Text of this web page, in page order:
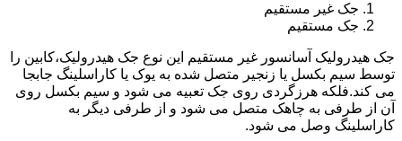
جک غیر مستقیم
جک مستقیم
جک هیدرولیک آسانسور غیر مستقیم این نوع جک هیدرولیک،کابین را
توسط سیم بکسل یا زنجیر متصل شده به یوک یا کاراسلینگ جابجا
می کند.فلکه هرزگردی روی جک تعبیه می شود و سیم بکسل روی
آن از طرفی به چاهک متصل می شود و از طرفی دیگر به
کاراسلینگ وصل می شود.